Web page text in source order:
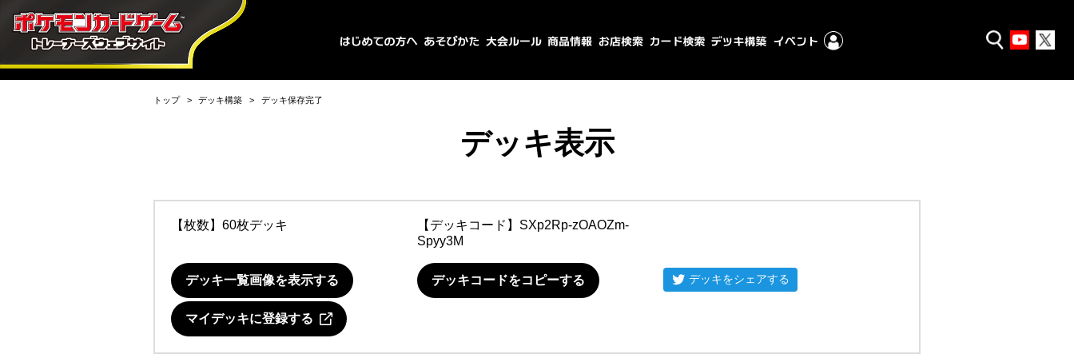
トップ デッキ構築 デッキ保存完了
デッキ表示
【枚数】60枚デッキ 【デッキコード】 SXp2Rp-zOAOZm-
Spyy3M
デッキ一覧画像を表示する デッキコードをコピーする デッキをシェアする
マイデッキに登録する